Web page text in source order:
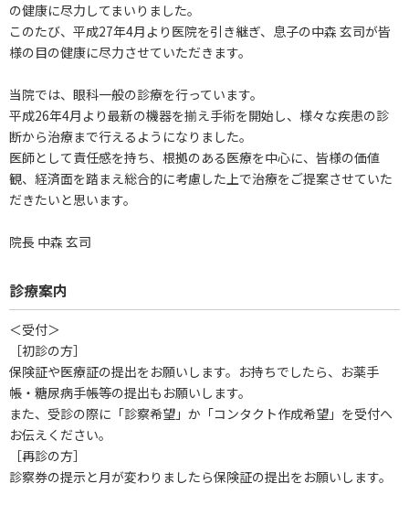
の健康に尽力してまいりました。
このたび、平成27年4月より医院を引き継ぎ、息子の中森 玄司が皆
様の目の健康に尽力させていただきます。
当院では、眼科一般の診療を行っています。
平成26年4月より最新の機器を揃え手術を開始し、様々な疾患の診
断から治療まで行えるようになりました。
医師として責任感を持ち、根拠のある医療を中心に、皆様の価値
観、経済面を踏まえ総合的に考慮した上で治療をご提案させていた
だきたいと思います。
院長 中森 玄司
診療案内
＜受付＞
［初診の方］
保険証や医療証の提出をお願いします。お持ちでしたら、お薬手
帳・糖尿病手帳等の提出もお願いします。
また、受診の際に「診察希望」か「コンタクト作成希望」を受付へ
お伝えください。
［再診の方］
診察券の提示と月が変わりましたら保険証の提出をお願いします。